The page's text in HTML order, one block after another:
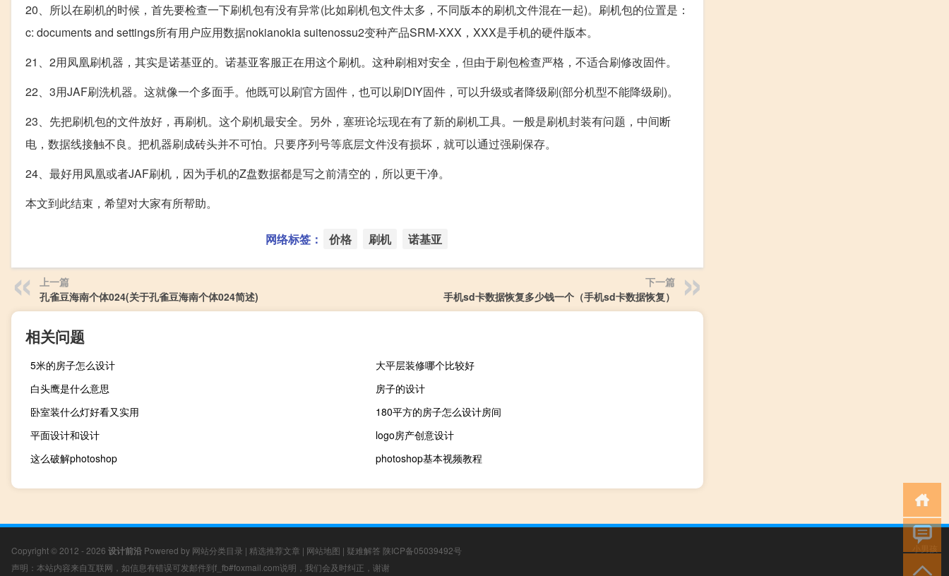
20、所以在刷机的时候，首先要检查一下刷机包有没有异常(比如刷机包文件太多，不同版本的刷机文件混在一起)。刷机包的位置是：
c: documents and settings所有用户应用数据nokianokia suitenossu2变种产品SRM-XXX，XXX是手机的硬件版本。
21、2用凤凰刷机器，其实是诺基亚的。诺基亚客服正在用这个刷机。这种刷相对安全，但由于刷包检查严格，不适合刷修改固件。
22、3用JAF刷洗机器。这就像一个多面手。他既可以刷官方固件，也可以刷DIY固件，可以升级或者降级刷(部分机型不能降级刷)。
23、先把刷机包的文件放好，再刷机。这个刷机最安全。另外，塞班论坛现在有了新的刷机工具。一般是刷机封装有问题，中间断
电，数据线接触不良。把机器刷成砖头并不可怕。只要序列号等底层文件没有损坏，就可以通过强刷保存。
24、最好用凤凰或者JAF刷机，因为手机的Z盘数据都是写之前清空的，所以更干净。
本文到此结束，希望对大家有所帮助。
网络标签： 价格 刷机 诺基亚
上一篇
孔雀豆海南个体024(关于孔雀豆海南个体024简述)
下一篇
手机sd卡数据恢复多少钱一个（手机sd卡数据恢复）
相关问题
5米的房子怎么设计
大平层装修哪个比较好
白头鹰是什么意思
房子的设计
卧室装什么灯好看又实用
180平方的房子怎么设计房间
平面设计和设计
logo房产创意设计
这么破解photoshop
photoshop基本视频教程
Copyright © 2012 - 2026 设计前沿 Powered by 网站分类目录 | 精选推荐文章 | 网站地图 | 疑难解答 陕ICP备05039492号
声明：本站内容来自互联网，如信息有错误可发邮件到f_fb#foxmail.com说明，我们会及时纠正，谢谢
小男孩